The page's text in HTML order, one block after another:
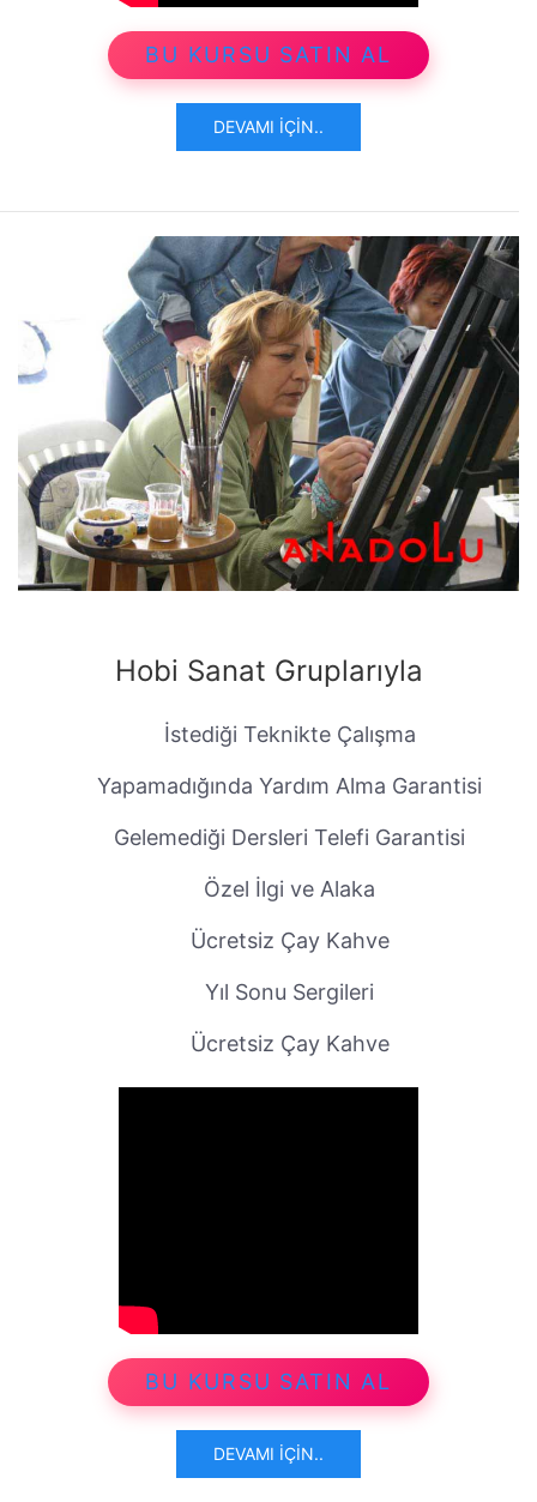
BU KURSU SATIN AL
DEVAMI İÇIN..
Hobi Sanat Gruplarıyla
İstediği Teknikte Çalışma
Yapamadığında Yardım Alma Garantisi
Gelemediği Dersleri Telefi Garantisi
Özel İlgi ve Alaka
Ücretsiz Çay Kahve
Yıl Sonu Sergileri
Ücretsiz Çay Kahve
BU KURSU SATIN AL
DEVAMI İÇIN..